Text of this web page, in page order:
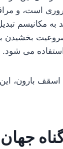
است، و
به مکانیسم
بخشیدن به
می شود.
بارون، این